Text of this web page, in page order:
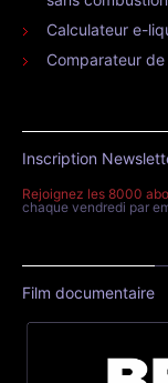
Calculateur e-
Comparateur
Inscription
Rejoignez les 8000
chaque vendredi par
Film documentaire